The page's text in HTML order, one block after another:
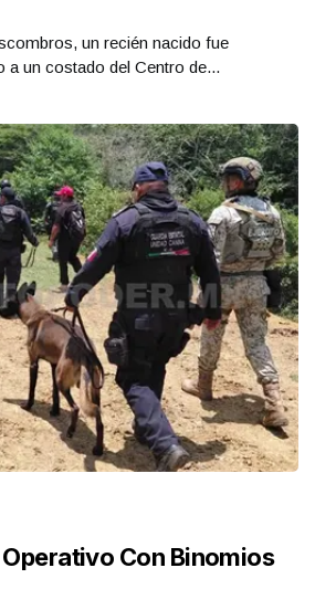
un recién nacido fue
a un costado del Centro de...
Con Binomios